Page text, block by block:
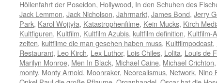
Höllenfahrt der Poseidon, Hollywood, In den Schuhen des
Jack Lemmon, Jack Nicholson, Jahrmarkt, James Bond, Jerry
Park, Karol Wojtyła, Katastrophenfilme, Kein Mucks, Kirch
Kultfiguren, Kultfilm, Kultfilm Azubis, kultfilm definition, Kultfilm-
zeiten, kultfilme die man gesehen haben muss, Kultfilmpodcast,
Restaurant, Leo Kirch, Lex Luthor, Lois Chiles, Lolita, Louis de
Marilyn Monroe, Men In Black, Michael Caine, Michael Crichton
monty, Monty Arnold, Moonraker, Neorealismus, Network, Nino